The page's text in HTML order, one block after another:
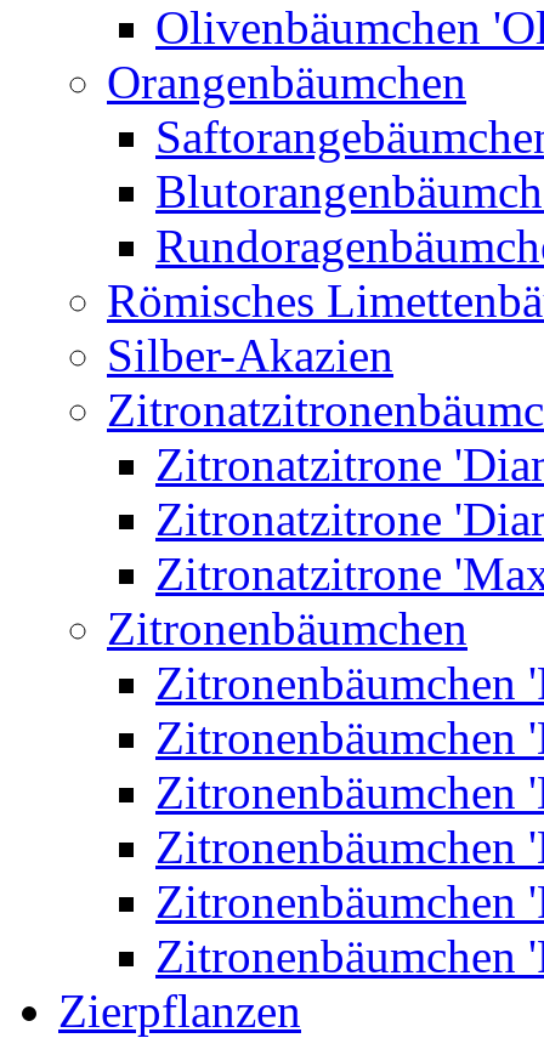
Olivenbäumchen
Orangenbäumchen
Römisches
Silber-Akazien
Zitronatzitrone
Zitronatzitrone
Zitronatzitrone
Zitronenbäumchen
Zitronenbäumchen
Zitronenbäumchen
Zitronenbäumchen
Zitronenbäumchen
Zitronenbäumchen
Zitronenbäumchen
Zierpflanzen